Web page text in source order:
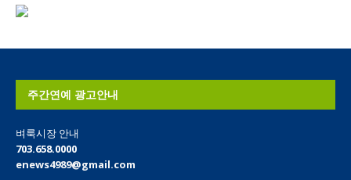
주간연예 광고안내
벼룩시장 안내
703.658.0000
enews4989@gmail.com